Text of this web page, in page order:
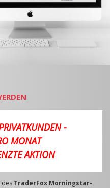
-
MONAT
AKTION
des TraderFox Morningstar-